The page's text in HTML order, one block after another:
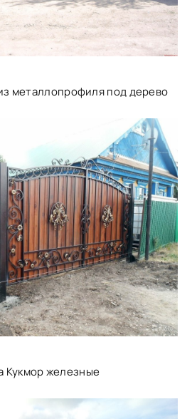
металлопрофиля под дерево
Кукмор железные